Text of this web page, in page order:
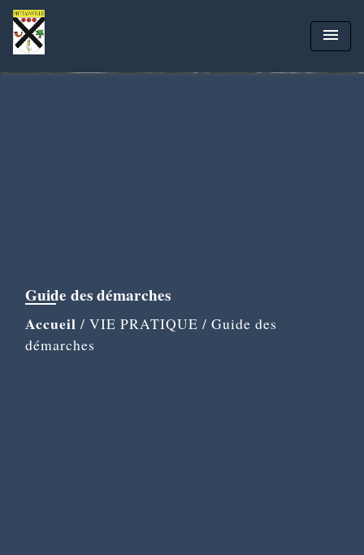
menu
Guide des démarches
Accueil / VIE PRATIQUE / Guide des
démarches